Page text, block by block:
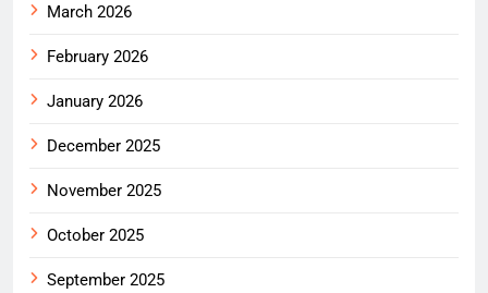
March 2026
February 2026
January 2026
December 2025
November 2025
October 2025
September 2025